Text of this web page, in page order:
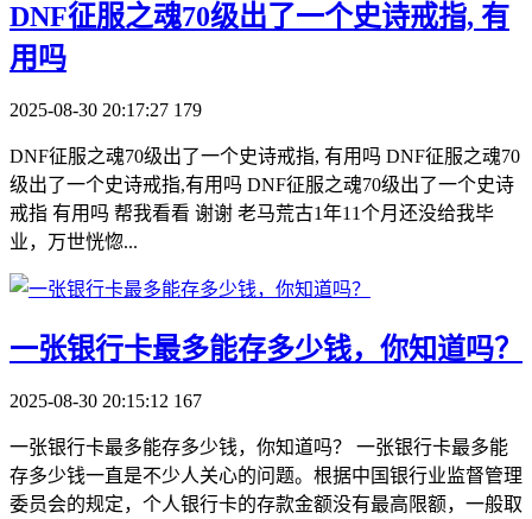
​DNF征服之魂70级出了一个史诗戒指, 有
用吗
2025-08-30 20:17:27 179
DNF征服之魂70级出了一个史诗戒指, 有用吗 DNF征服之魂70
级出了一个史诗戒指,有用吗 DNF征服之魂70级出了一个史诗
戒指 有用吗 帮我看看 谢谢 老马荒古1年11个月还没给我毕
业，万世恍惚...
​一张银行卡最多能存多少钱，你知道吗？
2025-08-30 20:15:12 167
一张银行卡最多能存多少钱，你知道吗？ 一张银行卡最多能
存多少钱一直是不少人关心的问题。根据中国银行业监督管理
委员会的规定，个人银行卡的存款金额没有最高限额，一般取